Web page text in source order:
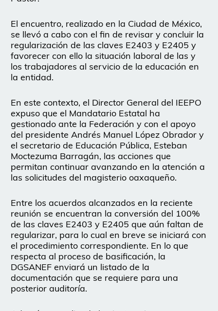
El encuentro, realizado en la Ciudad de México,
se llevó a cabo con el fin de revisar y concluir la
regularización de las claves E2403 y E2405 y
favorecer con ello la situación laboral de las y
los trabajadores al servicio de la educación en
la entidad.
En este contexto, el Director General del IEEPO
expuso que el Mandatario Estatal ha
gestionado ante la Federación y con el apoyo
del presidente Andrés Manuel López Obrador y
el secretario de Educación Pública, Esteban
Moctezuma Barragán, las acciones que
permitan continuar avanzando en la atención a
las solicitudes del magisterio oaxaqueño.
Entre los acuerdos alcanzados en la reciente
reunión se encuentran la conversión del 100%
de las claves E2403 y E2405 que aún faltan de
regularizar, para lo cual en breve se iniciará con
el procedimiento correspondiente. En lo que
respecta al proceso de basificación, la
DGSANEF enviará un listado de la
documentación que se requiere para una
posterior auditoría.